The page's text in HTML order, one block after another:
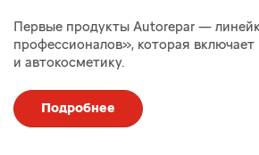
Первые продукты Autorepar —
профессионалов», которая
и автокосметику.
Подробнее